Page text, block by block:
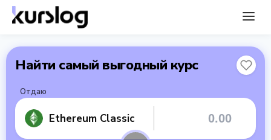
Найти самый выгодный курс
Отдаю
Ethereum Classic